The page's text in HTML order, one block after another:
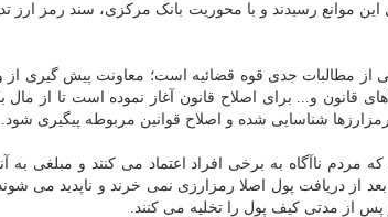
موانع رسیدند و با محوریت بانک مرکزی، سند رمز ارز
قانون و... برای اصلاح قانون آغاز نموده است تا از مال
رمزارزها شناسایی شده و اصلاح قوانین مربوطه پیگیری شود.
مردم ناآگاه به برخی افراد اعتماد می کنند و مبلغی به
بعد از دریافت پول اصلا رمزارزی نمی خرند و ناپدید می
از مدتی کیف پول را تخلیه می کنند.